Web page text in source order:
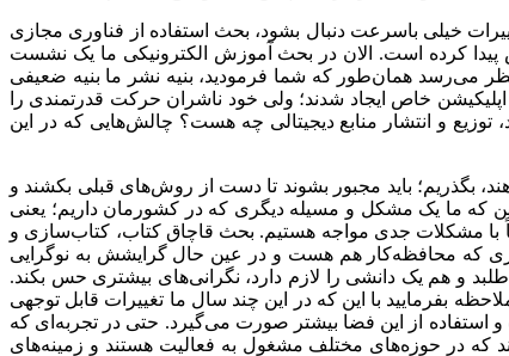
خیلی باسرعت دنبال بشود، بحث استفاده از فناوری مجازی
کرده است. الان در بحث آموزش الکترونیکی ما یک نشست
می‌رسد همان‌طور که شما فرمودید، بنیه نشر ما بنیه ضعیفی
خاص ایجاد شدند؛ ولی خود ناشران حرکت قدرتمندی را
و انتشار منابع دیجیتالی چه هست؟ چالش‌هایی که در این
بگذریم؛ باید مجبور بشوند تا دست از روش‌های قبلی بکشند و
که ما یک مشکل و مسیله دیگری که در کشورمان داریم؛ یعنی
علی‌رغم این که ما قانون حمایت از مولفان و مصنفان سال ۱۳۴۸ را داریم ولی در رابطه با حفاظت از حقوق مربوط به کتاب‌های فیزیکی واقعاً با مشکلات جدی مواجه هستیم. بحث قاچاق کتاب، کتا‌ب‎‌سازی و
که محافظه‌کار هم هست و در عین حال گرایشش به نوگرایی
و هم یک دانشی را لازم دارد، نگرانی‌های بیشتری حس بکند.
بفرمایید با این که در این چند سال ما تغییرات قابل توجهی
از این فضا بیشتر صورت می‌گیرد. حتی در تجربه‌ای که
که در حوزه‌های مختلف مشغول به فعالیت هستند و زمینه‌های